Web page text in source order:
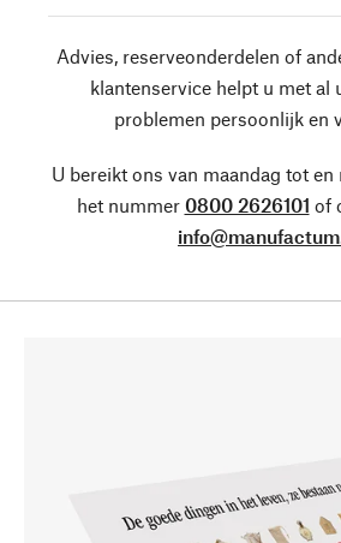
Advies, reserveonderdelen of
klantenservice helpt u met al
problemen persoonlijk en
U bereikt ons van maandag tot
het nummer 0800 2626101 of